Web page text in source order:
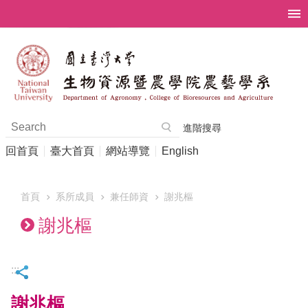
進階搜尋
回首頁 臺大首頁 網站導覽 English
首頁 系所成員 兼任師資 謝兆樞
謝兆樞
:::